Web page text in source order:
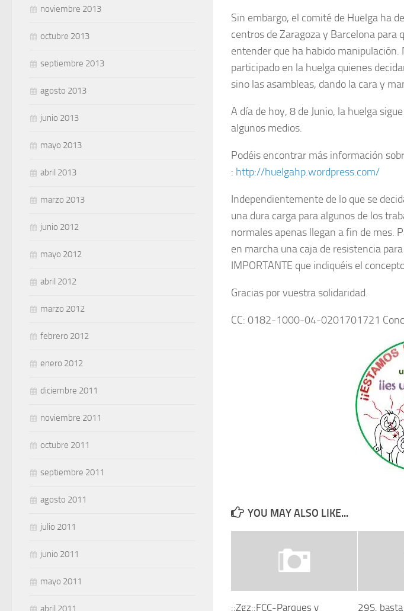
Sin embargo, el comité de Huelga ha
centros de Zaragoza y Barcelona para
entender que ha habido
participado en la huelga quienes
sino las asambleas, dando la cara y
A día de hoy, 8 de Junio, la huelga
algunos medios.
Podéis encontrar más información
: http://huelgahp.wordpress.com/
Independientemente de lo que se
una dura carga para algunos de los
normales apenas llegan a fin de mes.
en marcha una caja de resistencia
IMPORTANTE que indiquéis el
Gracias por vuestra solidaridad.
CC: 0182-1000-04-0201701721
YOU MAY ALSO LIKE...
::Zgz::FCC-Parques y 29S,
noviembre 2013
octubre 2013
septiembre 2013
agosto 2013
junio 2013
mayo 2013
abril 2013
marzo 2013
junio 2012
mayo 2012
abril 2012
marzo 2012
febrero 2012
enero 2012
diciembre 2011
noviembre 2011
octubre 2011
septiembre 2011
agosto 2011
julio 2011
junio 2011
mayo 2011
abril 2011